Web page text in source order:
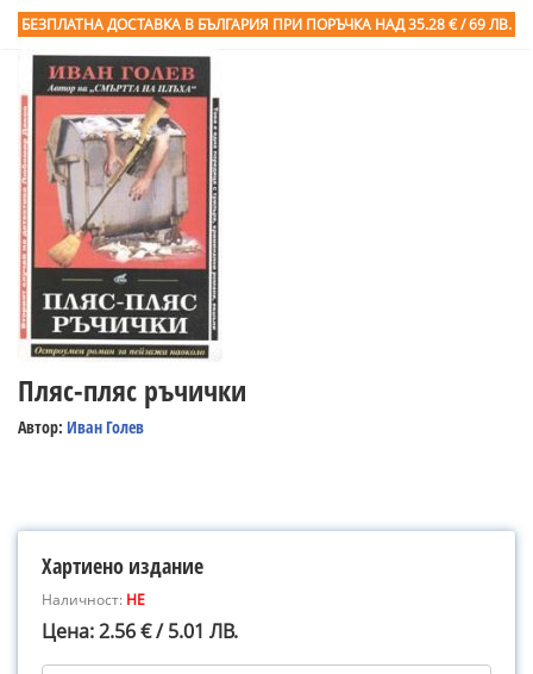
БЕЗПЛАТНА ДОСТАВКА В БЪЛГАРИЯ ПРИ ПОРЪЧКА НАД 35.28 € / 69 ЛВ.
Пляс-пляс ръчички
Автор: Иван Голев
Хартиено издание
Наличност: НЕ
Цена: 2.56 € / 5.01 ЛВ.